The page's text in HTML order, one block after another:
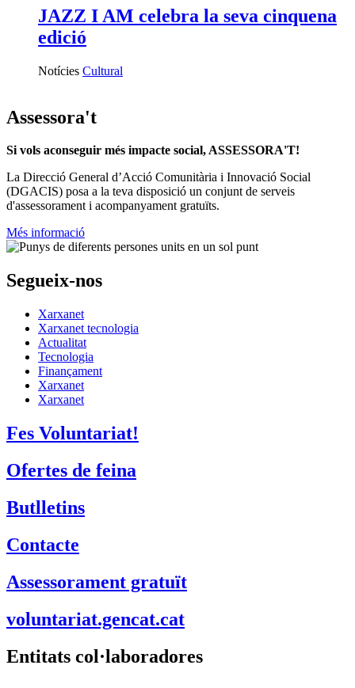
JAZZ I AM celebra la seva cinquena
edició
Notícies Cultural
Assessora't
Si vols aconseguir més impacte social, ASSESSORA'T!
La Direcció General d’Acció Comunitària i Innovació Social
(DGACIS) posa a la teva disposició un conjunt de serveis
d'assessorament i acompanyament gratuïts.
Més informació
Segueix-nos
Xarxanet
Xarxanet tecnologia
Actualitat
Tecnologia
Finançament
Xarxanet
Xarxanet
Fes Voluntariat!
Ofertes de feina
Butlletins
Contacte
Assessorament gratuït
voluntariat.gencat.cat
Entitats col·laboradores